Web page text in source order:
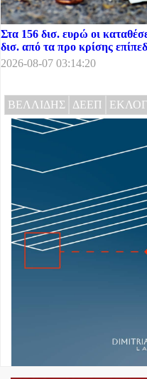
Στα 156 δισ. ευρώ οι
δισ. από τα προ κρίσης
2026-08-07 03:14:20
ΒΕΛΛΙΔΗΣ ΔΕΕΠ